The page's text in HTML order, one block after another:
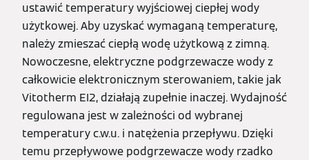
ustawić temperatury wyjściowej ciepłej wody
użytkowej. Aby uzyskać wymaganą temperaturę,
należy zmieszać ciepłą wodę użytkową z zimną.
Nowoczesne, elektryczne podgrzewacze wody z
całkowicie elektronicznym sterowaniem, takie jak
Vitotherm EI2, działają zupełnie inaczej. Wydajność
regulowana jest w zależności od wybranej
temperatury c.w.u. i natężenia przepływu. Dzięki
temu przepływowe podgrzewacze wody rzadko